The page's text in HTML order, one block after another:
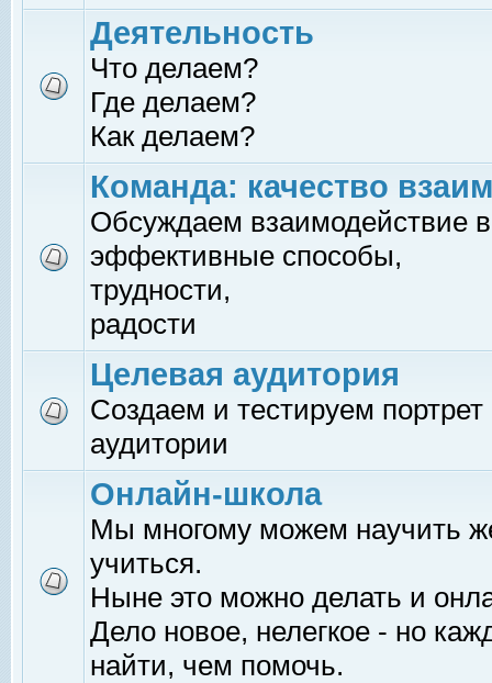
Деятельность
Что делаем?
Где делаем?
Как делаем?
Команда: качество
Обсуждаем взаимодействие
эффективные способы,
трудности,
радости
Целевая аудитория
Создаем и тестируем
аудитории
Онлайн-школа
Мы многому можем научить
учиться.
Ныне это можно делать и
Дело новое, нелегкое - но
найти, чем помочь.